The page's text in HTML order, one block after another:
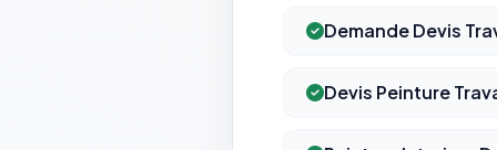
Demande Devis
Devis Peinture